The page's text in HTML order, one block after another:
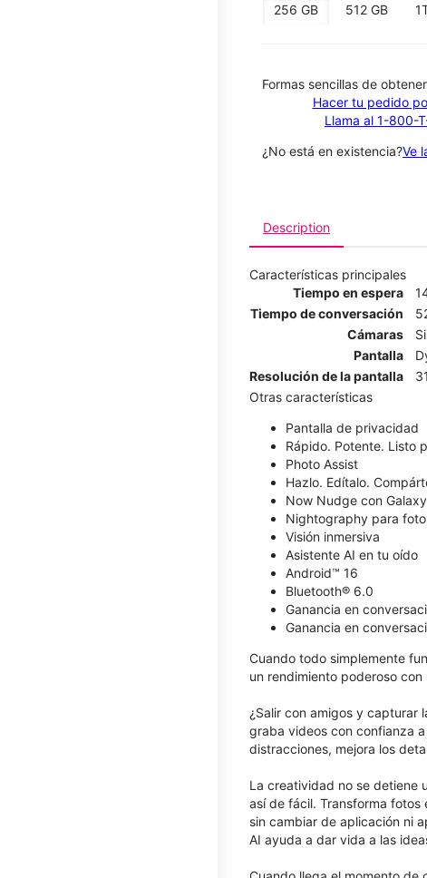
256 GB
512 GB
​​​​​​​Formas sencillas de
Hacer tu pedido
Llama al 1-800-
¿No está en existencia?Ve
Description
Características principales
Tiempo en espera
Tiempo de conversación
Cámaras
Pantalla
Resolución de la pantalla
Otras características
​​​​​​​Pantalla de privacidad
Rápido. Potente. Listo
Photo Assist
Hazlo. Edítalo.
Now Nudge con
Nightography para
Visión inmersiva
Asistente AI en tu oído
Android™ 16
Bluetooth® 6.0
Ganancia en
Ganancia en
Cuando todo simplemente
un rendimiento poderoso
¿Salir con amigos y capturar
graba videos con confianza
distracciones, mejora los
La creatividad no se detiene
así de fácil. Transforma
sin cambiar de aplicación ni
AI ayuda a dar vida a las